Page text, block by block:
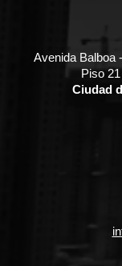
Avenida Balboa
Piso
Ciudad